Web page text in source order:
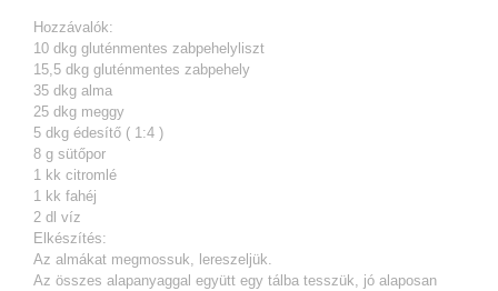
Hozzávalók:
10 dkg gluténmentes zabpehelyliszt
15,5 dkg gluténmentes zabpehely
35 dkg alma
25 dkg meggy
5 dkg édesítő ( 1:4 )
8 g sütőpor
1 kk citromlé
1 kk fahéj
2 dl víz
Elkészítés:
Az almákat megmossuk, lereszeljük.
Az összes alapanyaggal együtt egy tálba tesszük, jó alaposan